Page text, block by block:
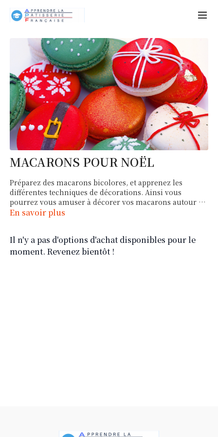
MACARONS POUR NOËL
Préparez des macarons bicolores, et apprenez les
différentes techniques de décorations. Ainsi vous
pourrez vous amuser à décorer vos macarons autour de
n'importe quelles thématiques de votre choix.
En savoir plus
Il n'y a pas d'options d'achat disponibles pour le
moment. Revenez bientôt !